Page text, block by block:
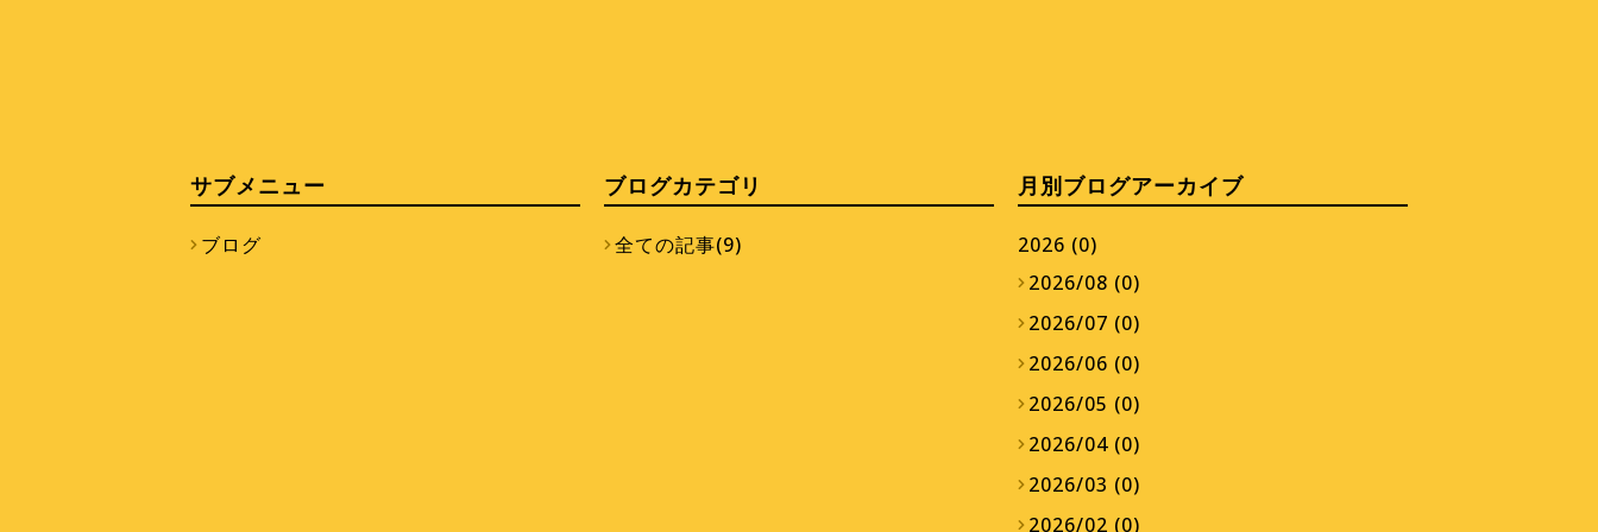
サブメニュー
ブログ
ブログカテゴリ
全ての記事(9)
月別ブログアーカイブ
2026 (0)
2026/08 (0)
2026/07 (0)
2026/06 (0)
2026/05 (0)
2026/04 (0)
2026/03 (0)
2026/02 (0)